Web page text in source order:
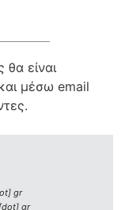
θα είναι
μέσω email
gr
gr